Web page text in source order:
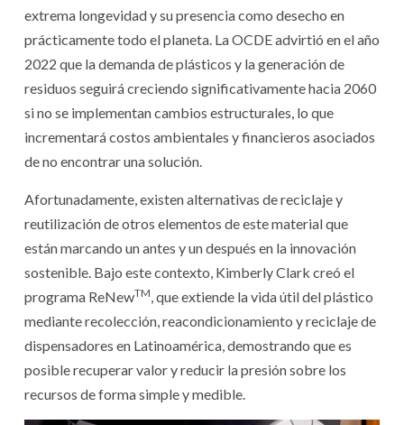
extrema longevidad y su presencia como desecho en
prácticamente todo el planeta. La OCDE advirtió en el año
2022 que la demanda de plásticos y la generación de
residuos seguirá creciendo significativamente hacia 2060
si no se implementan cambios estructurales, lo que
incrementará costos ambientales y financieros asociados
de no encontrar una solución.
Afortunadamente, existen alternativas de reciclaje y
reutilización de otros elementos de este material que
están marcando un antes y un después en la innovación
sostenible. Bajo este contexto, Kimberly Clark creó el
programa ReNewTM, que extiende la vida útil del plástico
mediante recolección, reacondicionamiento y reciclaje de
dispensadores en Latinoamérica, demostrando que es
posible recuperar valor y reducir la presión sobre los
recursos de forma simple y medible.